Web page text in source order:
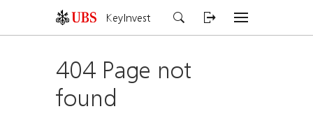
KeyInvest
404 Page not
found